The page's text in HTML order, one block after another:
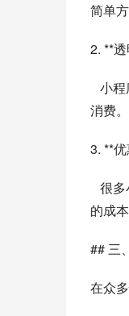
简单方
2. **透
消费。
3. **优
的成本
## 三
在众